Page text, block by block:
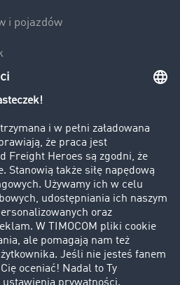
i pojazdów
klientów